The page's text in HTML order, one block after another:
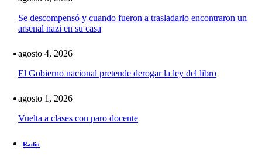
Se descompensó y cuando fueron a trasladarlo encontraron un
arsenal nazi en su casa
agosto 4, 2026
El Gobierno nacional pretende derogar la ley del libro
agosto 1, 2026
Vuelta a clases con paro docente
Radio